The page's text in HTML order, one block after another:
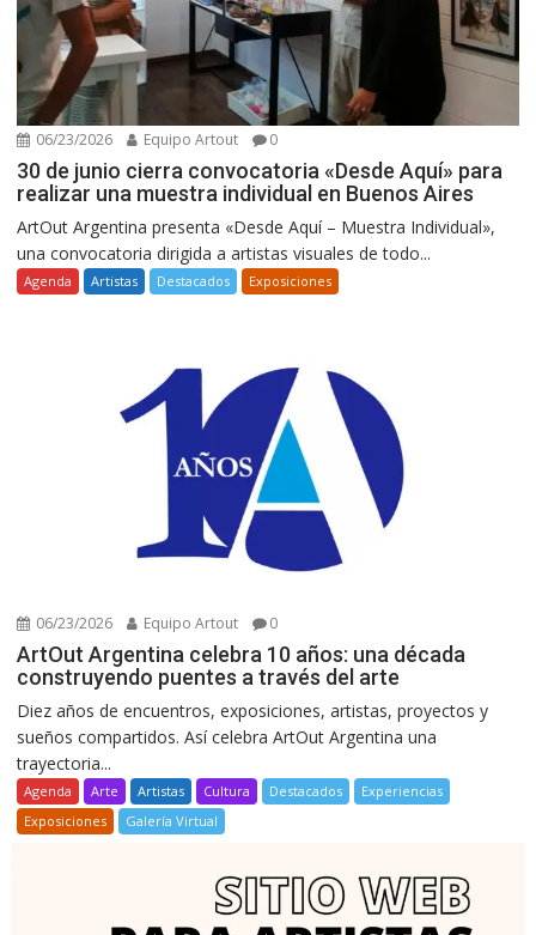
06/23/2026 Equipo Artout 0
30 de junio cierra convocatoria «Desde Aquí» para
realizar una muestra individual en Buenos Aires
ArtOut Argentina presenta «Desde Aquí – Muestra Individual»,
una convocatoria dirigida a artistas visuales de todo...
Agenda Artistas Destacados Exposiciones
06/23/2026 Equipo Artout 0
ArtOut Argentina celebra 10 años: una década
construyendo puentes a través del arte
Diez años de encuentros, exposiciones, artistas, proyectos y
sueños compartidos. Así celebra ArtOut Argentina una
trayectoria...
Agenda Arte Artistas Cultura Destacados
Experiencias
Exposiciones
Galería Virtual